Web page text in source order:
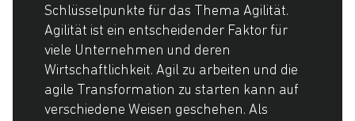
Schlüsselpunkte für das Thema Agilität.
Agilität ist ein entscheidender Faktor für
viele Unternehmen und deren
Wirtschaftlichkeit. Agil zu arbeiten und die
agile Transformation zu starten kann auf
verschiedene Weisen geschehen. Als